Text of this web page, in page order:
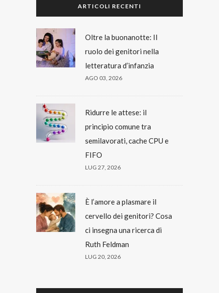
ARTICOLI RECENTI
Oltre la buonanotte: Il
ruolo dei genitori nella
letteratura d’infanzia
AGO 03, 2026
Ridurre le attese: il
principio comune tra
semilavorati, cache CPU e
FIFO
LUG 27, 2026
È l’amore a plasmare il
cervello dei genitori? Cosa
ci insegna una ricerca di
Ruth Feldman
LUG 20, 2026